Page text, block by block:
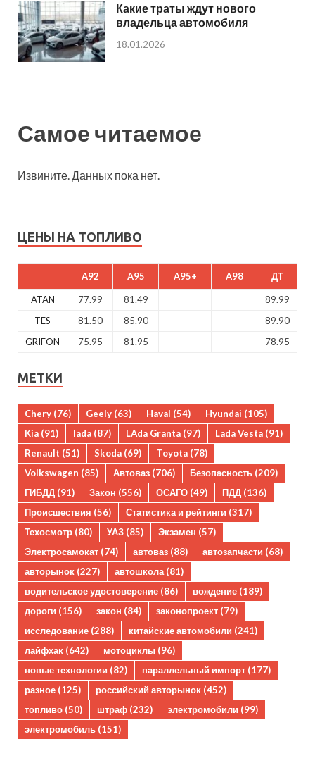
Какие траты ждут нового
владельца автомобиля
18.01.2026
Самое читаемое
Извините. Данных пока нет.
ЦЕНЫ НА ТОПЛИВО
A92 A95 A95+ A98 ДТ
ATAN 77.99 81.49
89.99
TES
81.50 85.90
89.90
GRIFON
75.95 81.95 78.95
МЕТКИ
Chery (76) Geely (63) Haval (54) Hyundai (105)
Kia (91) lada (87) LAda Granta (97) Lada Vesta (91)
Renault (51) Skoda (69) Toyota (78)
Volkswagen (85) Автоваз (706) Безопасность (209)
ГИБДД (91) Закон (556) ОСАГО (49) ПДД (136)
Происшествия (56) Статистика и рейтинги (317)
Техосмотр (80) УАЗ (85) Экзамен (57)
Электросамокат (74) автоваз (88) автозапчасти (68)
авторынок (227) автошкола(81)
водительское удостоверение (86) вождение (189)
дороги (156) закон (84) законопроект (79)
исследование (288) китайские автомобили (241)
лайфхак (642) мотоциклы (96)
новые технологии (82) параллельный импорт (177)
разное (125) российский авторынок (452)
топливо (50) штраф (232) электромобили (99)
электромобиль (151)